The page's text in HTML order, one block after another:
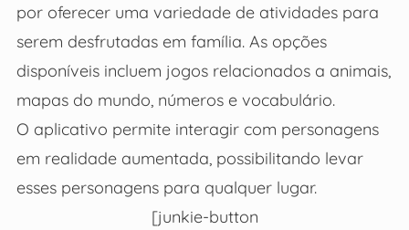
por oferecer uma variedade de atividades para
serem desfrutadas em família. As opções
disponíveis incluem jogos relacionados a animais,
mapas do mundo, números e vocabulário.
O aplicativo permite interagir com personagens
em realidade aumentada, possibilitando levar
esses personagens para qualquer lugar.
[junkie-button